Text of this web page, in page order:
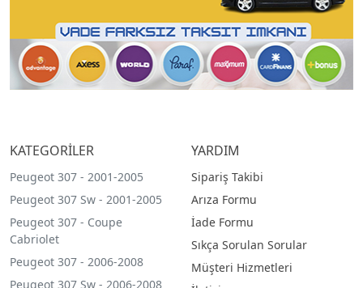
KATEGORİLER
Peugeot 307 - 2001-2005
Peugeot 307 Sw - 2001-2005
Peugeot 307 - Coupe
Cabriolet
Peugeot 307 - 2006-2008
Peugeot 307 Sw - 2006-2008
YARDIM
Sipariş Takibi
Arıza Formu
İade Formu
Sıkça Sorulan Sorular
Müşteri Hizmetleri